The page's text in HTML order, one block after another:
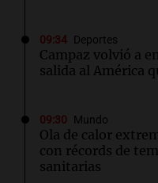
09:34 Deportes
Campaz volvió a
salida al América
09:30 Mundo
Ola de calor
con récords de
sanitarias